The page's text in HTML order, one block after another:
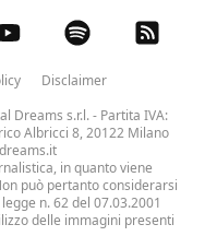
Disclaimer
Dreams s.r.l.- Partita IVA:
Albricci 8, 20122 Milano
in quanto viene
può pertanto considerarsi
n. 62 del 07.03.2001
delle immagini presenti